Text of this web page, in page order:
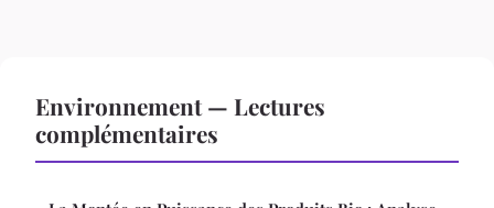
Environnement — Lectures
complémentaires